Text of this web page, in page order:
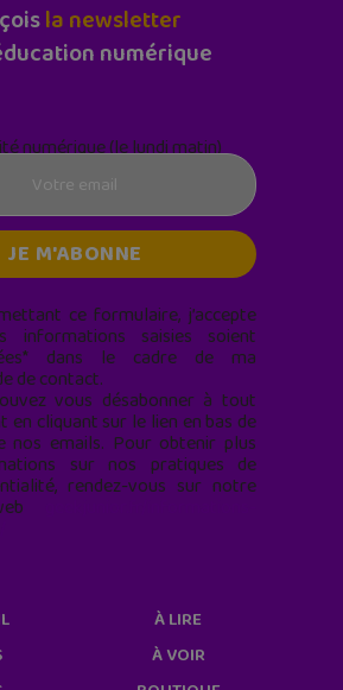
la newsletter
numérique
numérique (le lundi matin)
ce formulaire, j’accepte
informations saisies soient
dans le cadre de ma
de contact.
vous désabonner à tout
en cliquant sur le lien en bas de
nos emails. Pour obtenir plus
sur nos pratiques de
rendez-vous sur notre
À LIRE
À VOIR